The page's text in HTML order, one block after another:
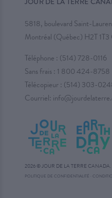
5818, boulevard Saint-
Montréal (Québec) H2T 1T3
Téléphone : (514) 728-0116
Sans frais : 1 800 424-8758
Télécopieur : (514) 303-
Courriel:
2026 © JOUR DE LA TERRE CANADA.
POLITIQUE DE CONFIDENTIALITÉ